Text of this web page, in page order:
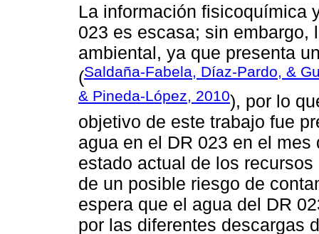
La información fisicoquímica
023 es escasa; sin embargo,
ambiental, ya que presenta
(Saldaña-Fabela, Díaz-Pardo, &
& Pineda-López, 2010), por lo
objetivo de este trabajo fue
agua en el DR 023 en el
estado actual de los
de un posible riesgo de
espera que el agua del DR
por las diferentes descargas